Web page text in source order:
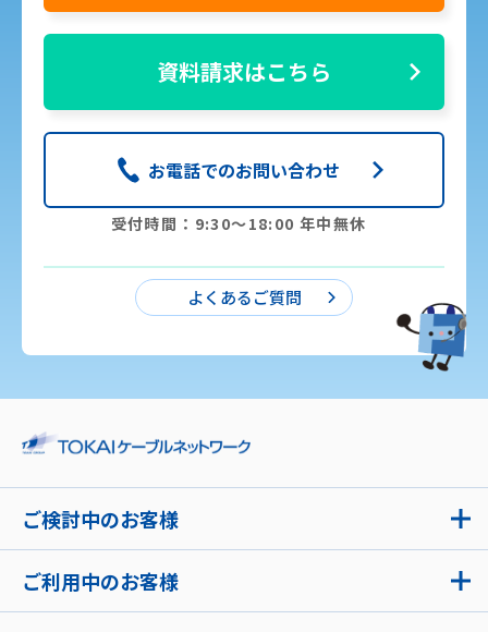
資料請求はこちら
お電話でのお問い合わせ
受付時間：9:30〜18:00 年中無休
よくあるご質問
ご検討中のお客様
ご利用中のお客様